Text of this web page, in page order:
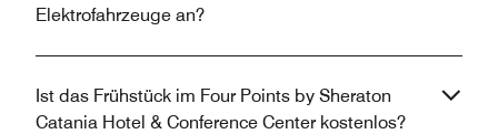
Elektrofahrzeuge an?
Ist das Frühstück im Four Points by Sheraton
Catania Hotel & Conference Center kostenlos?